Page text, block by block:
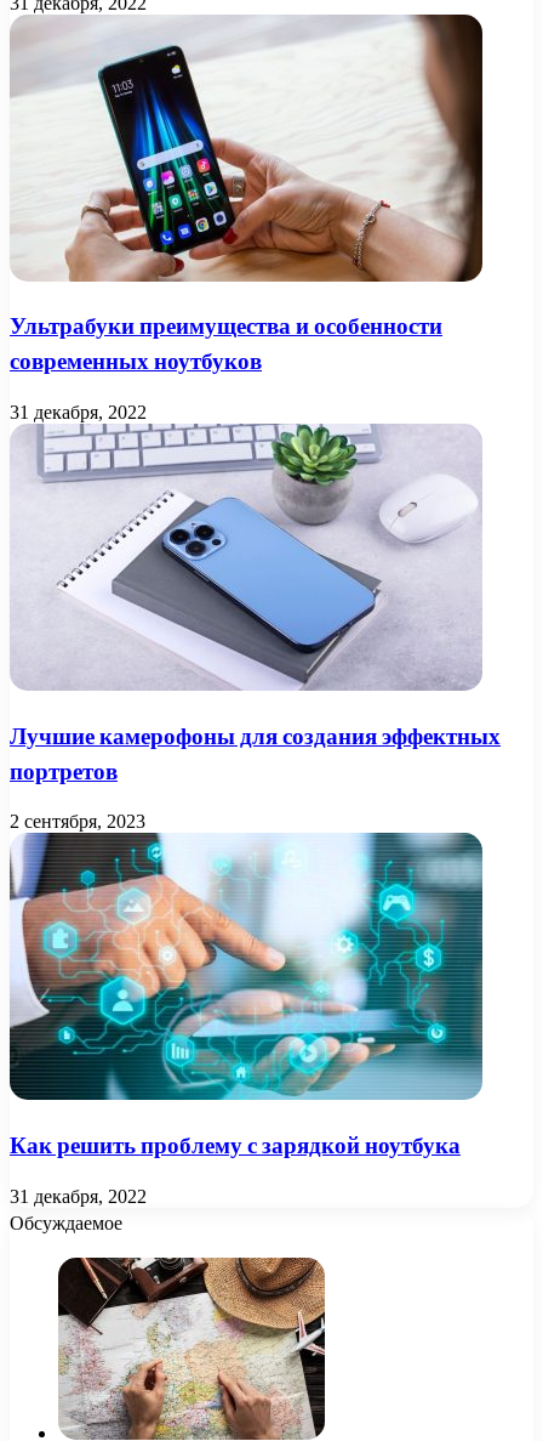
Ультрабуки преимущества и особенности
современных ноутбуков
31 декабря, 2022
Лучшие камерофоны для создания эффектных
портретов
2 сентября, 2023
Как решить проблему с зарядкой ноутбука
31 декабря, 2022
Обсуждаемое